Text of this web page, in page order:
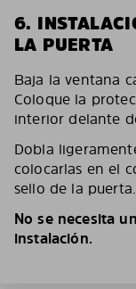
6.
LA PUERTA
Baja la ventana
Coloque la
interior delante
Dobla
colocarlas en el
sello de la puerta.
No se necesita
instalación.